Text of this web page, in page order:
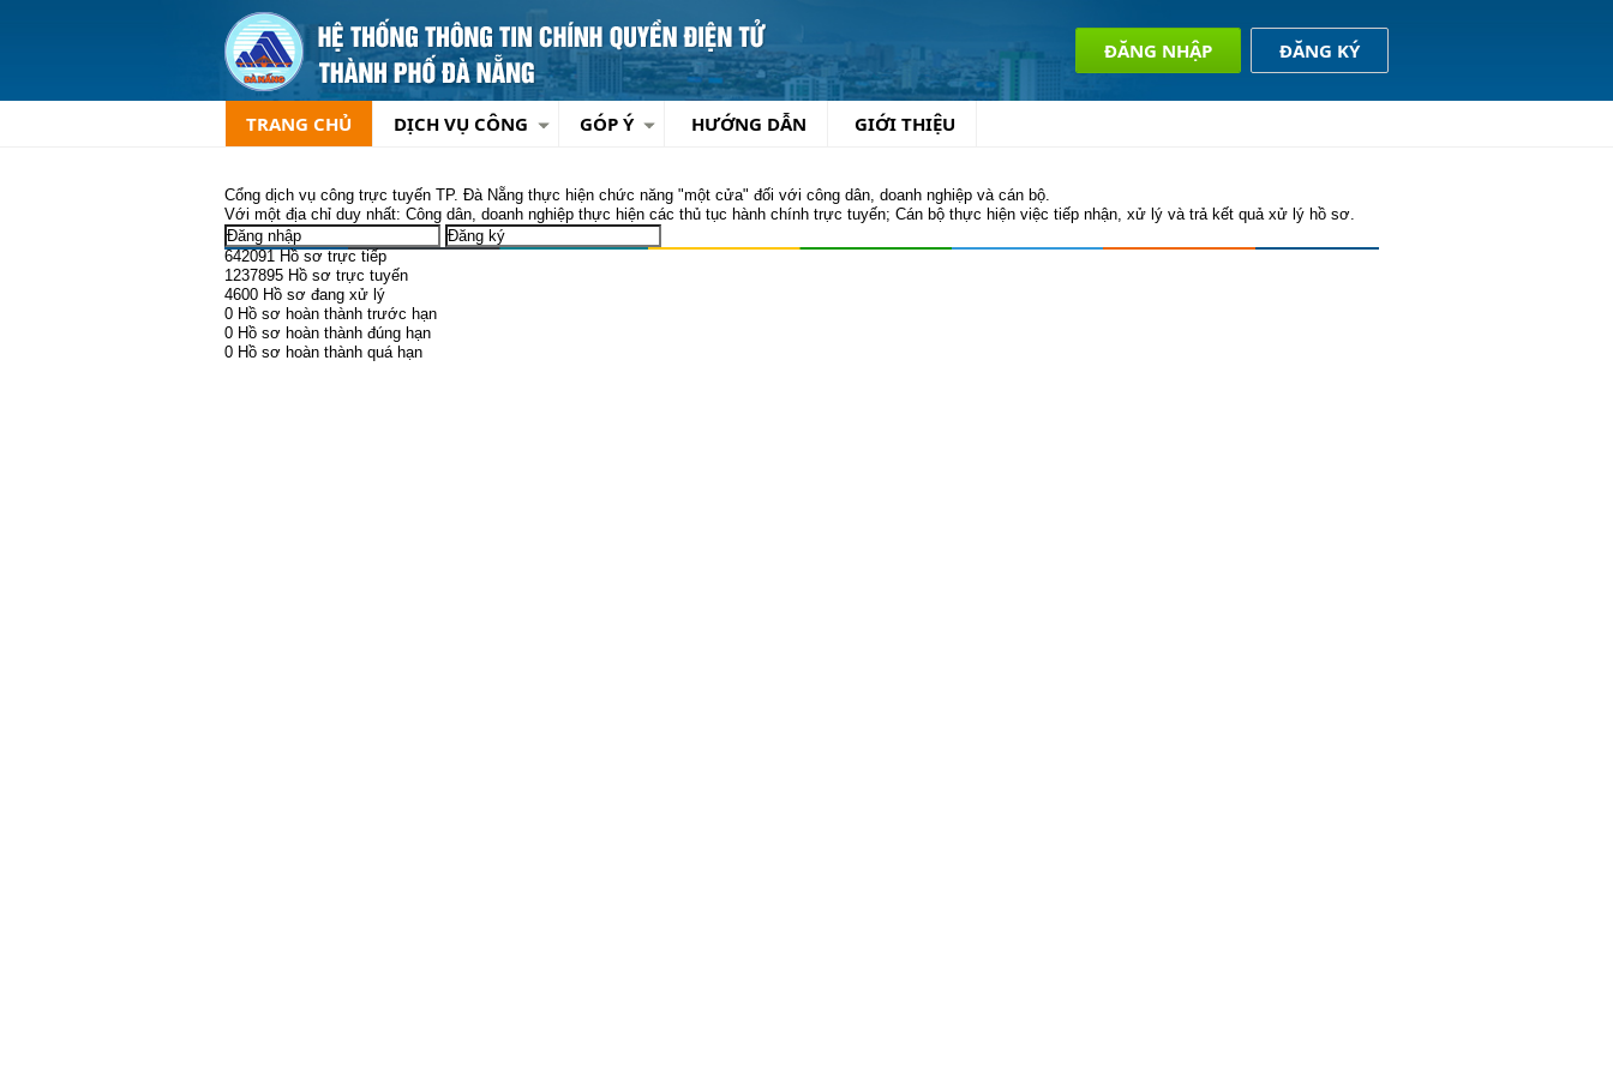
ĐĂNG NHẬP ĐĂNG KÝ
TRANG CHỦ DỊCH VỤ CÔNG GÓP Ý HƯỚNG DẪN GIỚI THIỆU
Cổng dịch vụ công trực tuyến TP. Đà Nẵng thực hiện chức năng "một cửa" đối với công dân, doanh nghiệp và cán bộ.
Với một địa chỉ duy nhất: Công dân, doanh nghiệp thực hiện các thủ tục hành chính trực tuyến; Cán bộ thực hiện việc tiếp nhận, xử lý và trả kết quả xử lý hồ sơ.
642091 Hồ sơ trực tiếp
1237895 Hồ sơ trực tuyến
4600 Hồ sơ đang xử lý
0 Hồ sơ hoàn thành trước hạn
0 Hồ sơ hoàn thành đúng hạn
0 Hồ sơ hoàn thành quá hạn